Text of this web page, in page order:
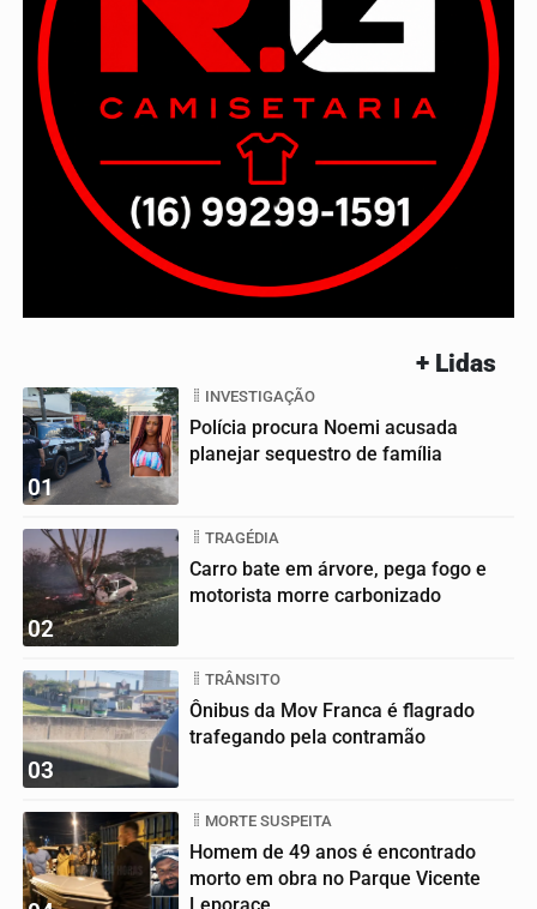
+ Lidas
01
INVESTIGAÇÃO
Polícia procura Noemi acusada
planejar sequestro de família
02
TRAGÉDIA
Carro bate em árvore, pega fogo e
motorista morre carbonizado
03
TRÂNSITO
Ônibus da Mov Franca é flagrado
trafegando pela contramão
MORTE SUSPEITA
Homem de 49 anos é encontrado
morto em obra no Parque Vicente